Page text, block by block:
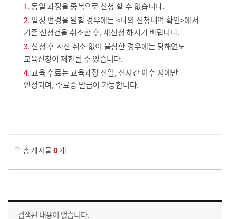
동일 과정을 중복으로 신청 할 수 없습니다.
일정 변경을 원할 경우에는 <나의 신청내역 확인>에서
기존 신청건을 취소한 후, 재신청 하시기 바랍니다.
신청 후 사전 취소 없이 불참한 경우에는 당해연도
교육신청이 제한될 수 있습니다.
교육 수료는 교육과정 전일, 전시간 이수 시에만
인정되며, 수료증 발급이 가능합니다.
총 게시물0개
교육신청 목록을 나타낸 표로 회차, 지역, 접수기간, 교육기간, 교육장소, 신청인원/모집인원, 상태로 나뉘어 설명합니다.
검색된 내용이 없습니다.